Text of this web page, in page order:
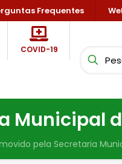
Frequentes
COVID-19
Municipal
pela Secretaria